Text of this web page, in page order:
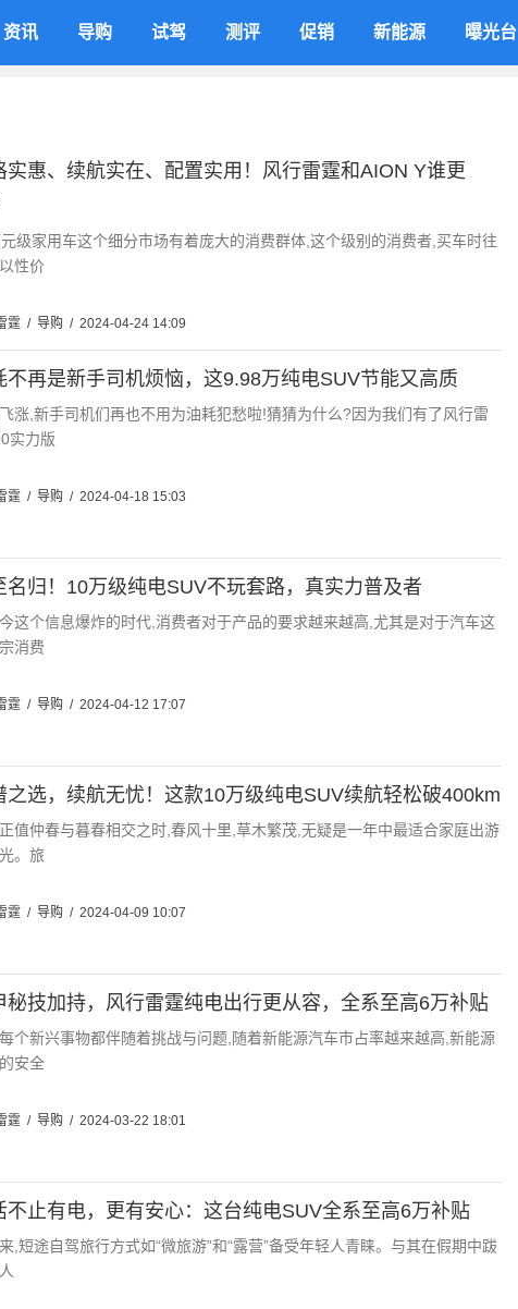
资讯 导购 试驾 测评 促销 新能源 曝光台
实惠、续航实在、配置实用！风行雷霆和AION Y谁更
级家用车这个细分市场有着庞大的消费群体,这个级别的消费者,买车时往
性价
霆 / 导购 / 2024-04-24 14:09
不再是新手司机烦恼，这9.98万纯电SUV节能又高质
涨,新手司机们再也不用为油耗犯愁啦!猜猜为什么?因为我们有了风行雷
实力版
霆 / 导购 / 2024-04-18 15:03
名归！10万级纯电SUV不玩套路，真实力普及者
这个信息爆炸的时代,消费者对于产品的要求越来越高,尤其是对于汽车这
消费
霆 / 导购 / 2024-04-12 17:07
之选，续航无忧！这款10万级纯电SUV续航轻松破400km
值仲春与暮春相交之时,春风十里,草木繁茂,无疑是一年中最适合家庭出游
。旅
霆 / 导购 / 2024-04-09 10:07
秘技加持，风行雷霆纯电出行更从容，全系至高6万补贴
个新兴事物都伴随着挑战与问题,随着新能源汽车市占率越来越高,新能源
安全
霆 / 导购 / 2024-03-22 18:01
不止有电，更有安心：这台纯电SUV全系至高6万补贴
,短途自驾旅行方式如“微旅游”和“露营”备受年轻人青睐。与其在假期中跋